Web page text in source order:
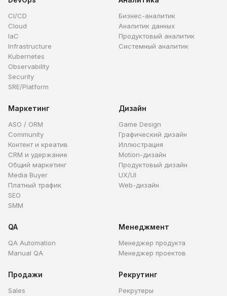
CI/CD
Cloud
IaC
Infrastructure
Kubernetes
Observability
Security
SRE/Platform
Бизнес-аналитик
Аналитик данных
Продуктовый аналитик
Системный аналитик
Маркетинг
ASO / ORM
Community
Контент и креатив
CRM и удержание
Общий маркетинг
Media Buyer
Платный трафик
SEO
SMM
Дизайн
Game Design
Графический дизайн
Иллюстрация
Motion-дизайн
Продуктовый дизайн
UX/UI
Web-дизайн
QA
QA Automation
Manual QA
Менеджмент
Менеджер продукта
Менеджер проектов
Продажи
Sales
Рекрутинг
Рекрутеры